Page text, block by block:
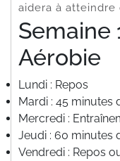
aidera à atteindre
Semaine
Aérobie
Lundi : Repos
Mardi : 45 minutes
Mercredi :
Jeudi : 60 minutes
Vendredi : Repos